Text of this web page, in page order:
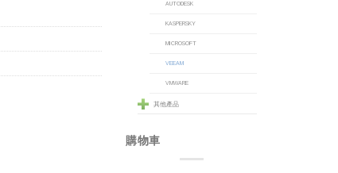
AUTODESK
KASPERSKY
MICROSOFT
VEEAM
VMWARE
其他產品
購物車